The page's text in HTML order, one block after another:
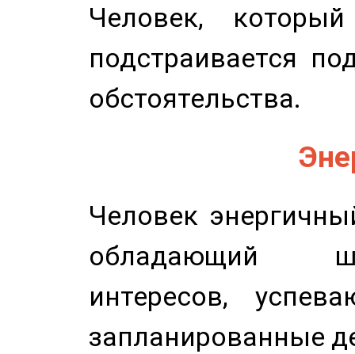
Человек,
подстраивается
обстоятельства.
Человек
обладающий
интересов,
запланированные